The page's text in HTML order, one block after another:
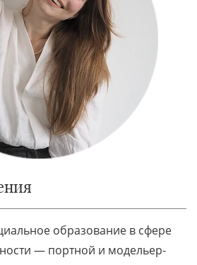
образование в сфере
— портной и модельер-